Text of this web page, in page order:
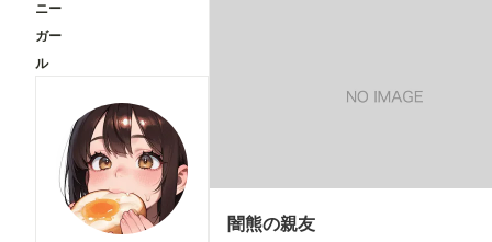
ニー
ガー
ル
闇熊の親友